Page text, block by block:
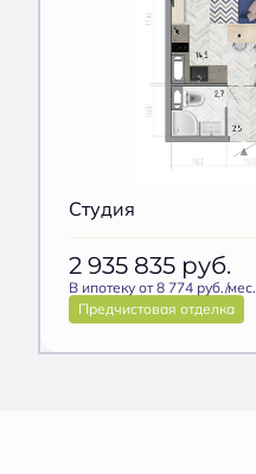
Студия
2 935 835 руб.
В ипотеку от 8 774 руб./мес.
Предчистовая отделка